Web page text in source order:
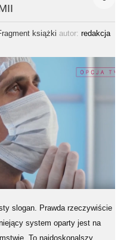
książki autor: redakcja
slogan. Prawda rzeczywiście
system oparty jest na
To najdoskonalszy